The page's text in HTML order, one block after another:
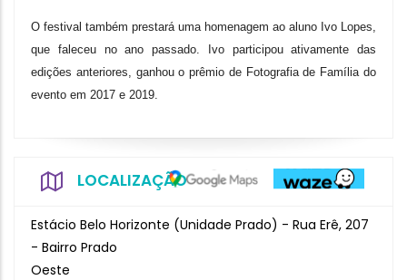
O festival também prestará uma homenagem ao aluno Ivo Lopes,
que faleceu no ano passado. Ivo participou ativamente das
edições anteriores, ganhou o prêmio de Fotografia de Família do
evento em 2017 e 2019.
LOCALIZAÇÃO
Estácio Belo Horizonte (Unidade Prado) - Rua Erê, 207
- Bairro Prado
Oeste